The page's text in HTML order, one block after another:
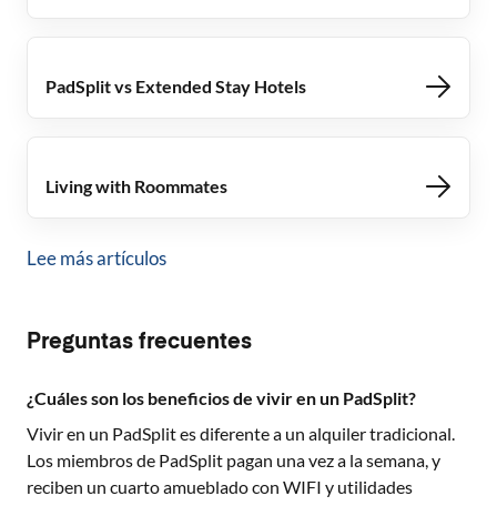
PadSplit vs Extended Stay Hotels
Living with Roommates
Lee más artículos
Preguntas frecuentes
¿Cuáles son los beneficios de vivir en un PadSplit?
Vivir en un PadSplit es diferente a un alquiler tradicional.
Los miembros de PadSplit pagan una vez a la semana, y
reciben un cuarto amueblado con WIFI y utilidades